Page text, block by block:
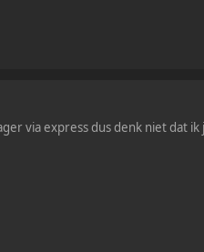
via express dus denk niet dat